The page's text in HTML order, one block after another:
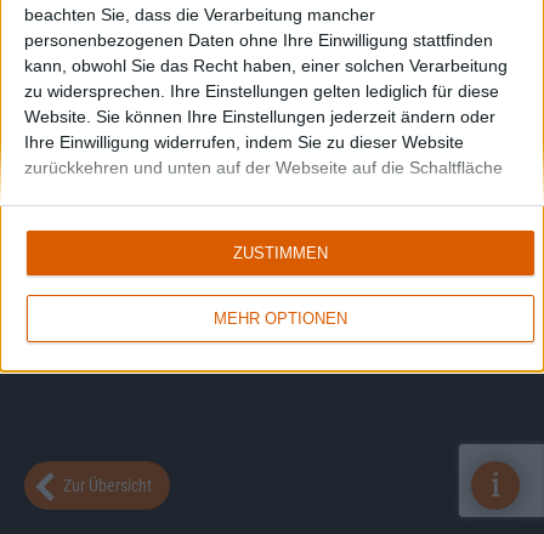
beachten Sie, dass die Verarbeitung mancher
personenbezogenen Daten ohne Ihre Einwilligung stattfinden
kann, obwohl Sie das Recht haben, einer solchen Verarbeitung
zu widersprechen. Ihre Einstellungen gelten lediglich für diese
Website. Sie können Ihre Einstellungen jederzeit ändern oder
Ihre Einwilligung widerrufen, indem Sie zu dieser Website
zurückkehren und unten auf der Webseite auf die Schaltfläche
MEHR OPTIONEN
ZUSTIMMEN
Zur Übersicht i